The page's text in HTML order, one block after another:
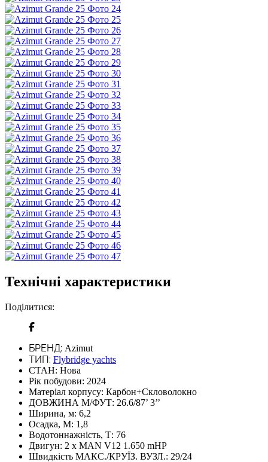
Технічні характеристики
Поділитися:
БРЕНД: Azimut
ТИП: Flybridge yachts
СТАН: Нова
Рік побудови: 2024
Матеріал корпусу: Карбон+Скловолокно
ДОВЖИНА М/ФУТ: 26.6/87’ 3’’
Ширина, м: 6,2
Осадка, М: 1,8
Водотоннажність, Т: 76
Двигун: 2 x MAN V12 1.650 mHP
Швидкість МАКС./КРУЇЗ. ВУЗЛ.: 29/24